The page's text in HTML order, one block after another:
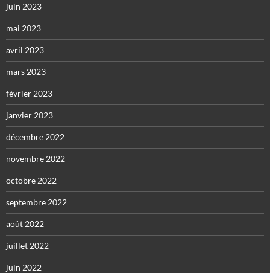
juin 2023
mai 2023
avril 2023
mars 2023
février 2023
janvier 2023
décembre 2022
novembre 2022
octobre 2022
septembre 2022
août 2022
juillet 2022
juin 2022